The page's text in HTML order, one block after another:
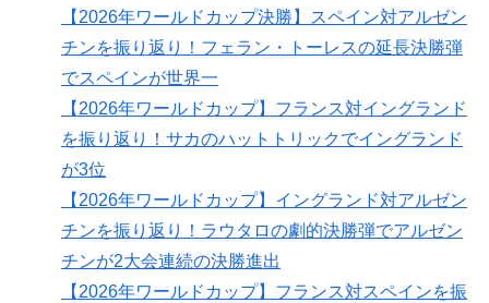
【2026年ワールドカップ決勝】スペイン対アルゼン
チンを振り返り！フェラン・トーレスの延長決勝弾
でスペインが世界一
【2026年ワールドカップ】フランス対イングランド
を振り返り！サカのハットトリックでイングランド
が3位
【2026年ワールドカップ】イングランド対アルゼン
チンを振り返り！ラウタロの劇的決勝弾でアルゼン
チンが2大会連続の決勝進出
【2026年ワールドカップ】フランス対スペインを振